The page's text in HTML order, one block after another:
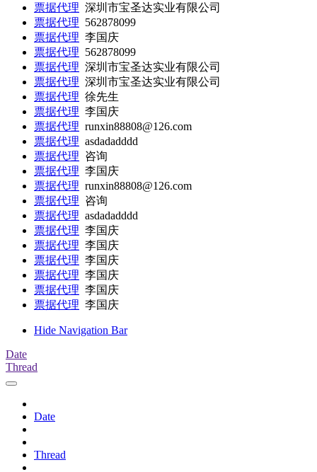
票据代理 深圳市宝圣达实业有限公司
票据代理 562878099
票据代理 李国庆
票据代理 562878099
票据代理 深圳市宝圣达实业有限公司
票据代理 深圳市宝圣达实业有限公司
票据代理 徐先生
票据代理 李国庆
票据代理 runxin88808@126.com
票据代理 asdadadddd
票据代理 咨询
票据代理 李国庆
票据代理 runxin88808@126.com
票据代理 咨询
票据代理 asdadadddd
票据代理 李国庆
票据代理 李国庆
票据代理 李国庆
票据代理 李国庆
票据代理 李国庆
票据代理 李国庆
Hide Navigation Bar
Date
Thread
Date
Thread